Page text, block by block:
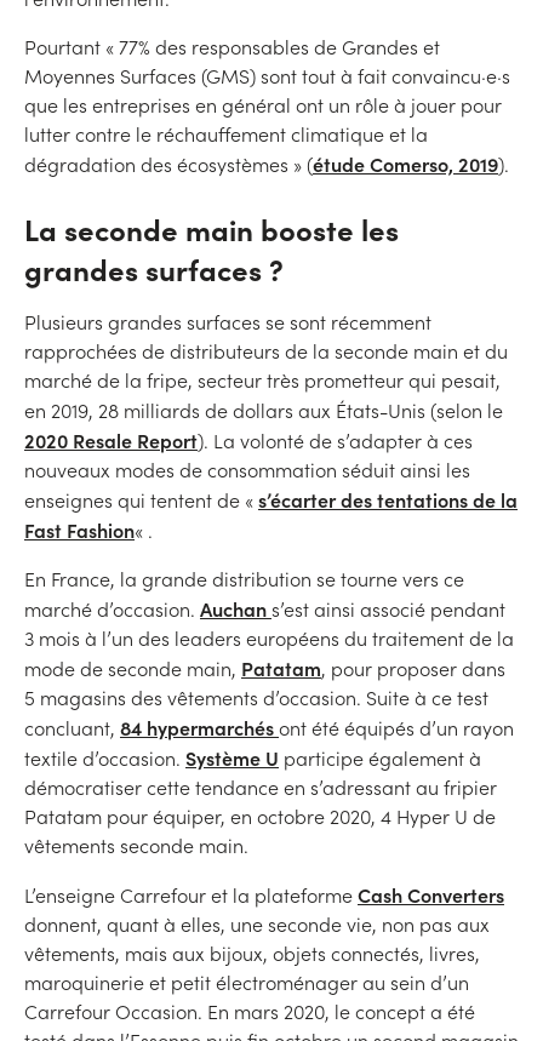
Pourtant « 77% des responsables de Grandes et
Moyennes Surfaces (GMS) sont tout à fait convaincu·e·s
que les entreprises en général ont un rôle à jouer pour
lutter contre le réchauffement climatique et la
dégradation des écosystèmes » (étude Comerso, 2019).
La seconde main booste les
grandes surfaces ?
Plusieurs grandes surfaces se sont récemment
rapprochées de distributeurs de la seconde main et du
marché de la fripe, secteur très prometteur qui pesait,
en 2019, 28 milliards de dollars aux États-Unis (selon le
2020 Resale Report). La volonté de s’adapter à ces
nouveaux modes de consommation séduit ainsi les
enseignes qui tentent de «s’écarter des tentations de la
Fast Fashion« .
En France, la grande distribution se tourne vers ce
marché d’occasion. Auchans’est ainsi associé pendant
3 mois à l’un des leaders européens du traitement de la
mode de seconde main, Patatam, pour proposer dans
5 magasins des vêtements d’occasion. Suite à ce test
concluant, 84 hypermarchésont été équipés d’un rayon
textile d’occasion. Système U participe également à
démocratiser cette tendance en s’adressant au fripier
Patatam pour équiper, en octobre 2020, 4 Hyper U de
vêtements seconde main.
L’enseigne Carrefour et la plateformeCash Converters
donnent, quant à elles, une seconde vie, non pas aux
vêtements, mais aux bijoux, objets connectés, livres,
maroquinerie et petit électroménager au sein d’un
Carrefour Occasion. En mars 2020, le concept a été